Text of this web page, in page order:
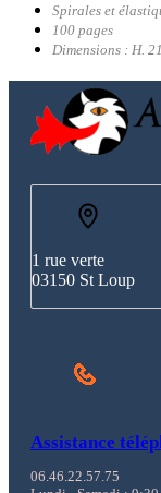
Spirales et
100 pages
Dimensions : H.
1 rue verte
03150 St Loup
Assistance
06.46.22.57.75